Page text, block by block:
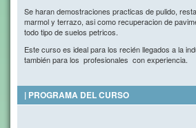
Se haran demostraciones practicas de pulido,
marmol y terrazo, asi como recuperacion de
todo tipo de suelos petricos.
Este curso es ideal para los recién llegados a la
también para los profesionales con experiencia.
| PROGRAMA DEL CURSO